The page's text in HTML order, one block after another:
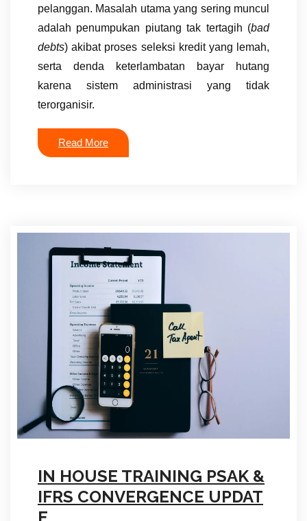
pelanggan. Masalah utama yang sering muncul
adalah penumpukan piutang tak tertagih (bad
debts) akibat proses seleksi kredit yang lemah,
serta denda keterlambatan bayar hutang
karena sistem administrasi yang tidak
terorganisir.
Read More
IN HOUSE TRAINING PSAK &
IFRS CONVERGENCE UPDAT
E